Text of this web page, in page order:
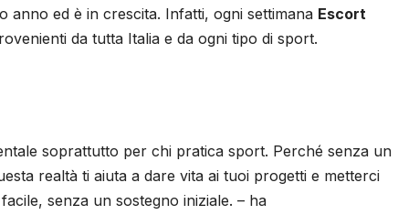
ed è in crescita. Infatti, ogni settimana Escort
da tutta Italia e da ogni tipo di sport.
soprattutto per chi pratica sport. Perché senza un
realtà ti aiuta a dare vita ai tuoi progetti e metterci
senza un sostegno iniziale. – ha